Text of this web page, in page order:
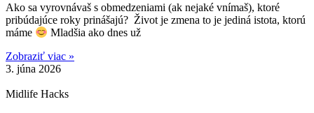
Ako sa vyrovnávaš s obmedzeniami (ak nejaké vnímaš), ktoré
pribúdajúce roky prinášajú? Život je zmena to je jediná istota, ktorú
máme
Mladšia ako dnes už
Zobraziť viac »
3. júna 2026
Midlife Hacks